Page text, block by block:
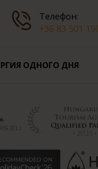
Телефон:
+36 83 501
ОДНОГО ДНЯ